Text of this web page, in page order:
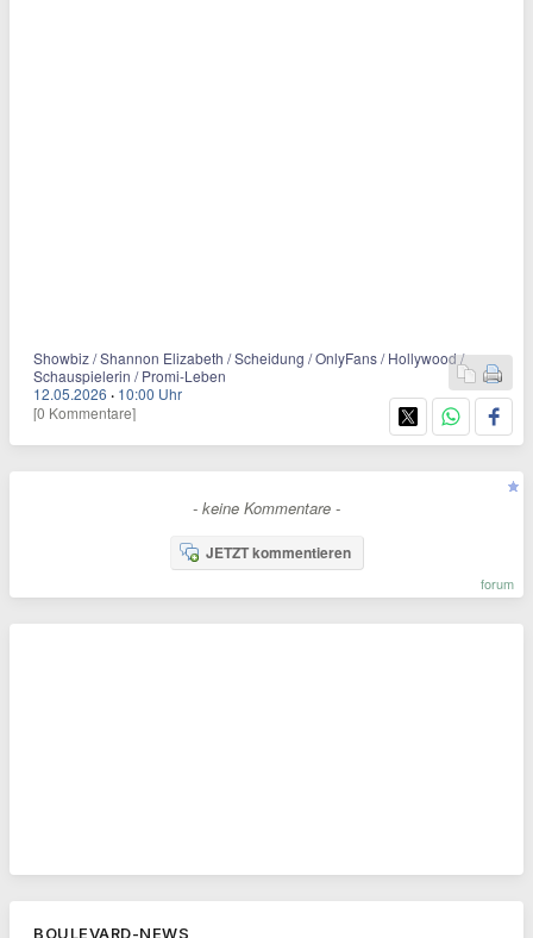
Showbiz / Shannon Elizabeth / Scheidung / OnlyFans / Hollywood /
Schauspielerin / Promi-Leben
12.05.2026 · 10:00 Uhr
[0 Kommentare]
- keine Kommentare -
JETZT kommentieren
forum
BOULEVARD-NEWS